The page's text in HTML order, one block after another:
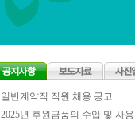
일반계약직 직원 채용 공고
2025년 후원금품의 수입 및 사